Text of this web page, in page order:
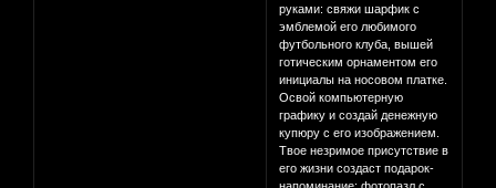
руками: свяжи шарфик с
эмблемой его любимого
футбольного клуба, вышей
готическим орнаментом его
инициалы на носовом платке.
Освой компьютерную
графику и создай денежную
купюру с его изображением.
Твое незримое присутствие в
его жизни создаст подарок-